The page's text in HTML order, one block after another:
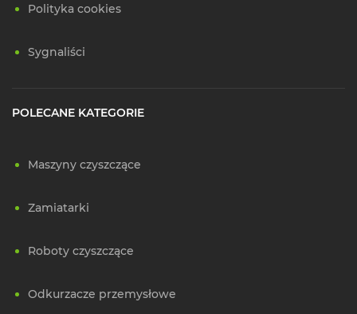
Polityka cookies
Sygnaliści
POLECANE KATEGORIE
Maszyny czyszczące
Zamiatarki
Roboty czyszczące
Odkurzacze przemysłowe